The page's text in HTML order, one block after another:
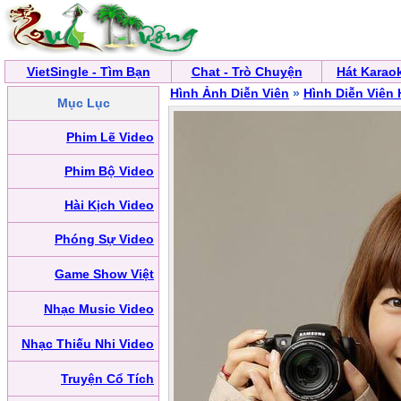
VietSingle - Tìm Bạn Chat - Trò Chuyện Hát
Mục Lục
Phim Lẽ Video
Phim Bộ Video
Hài Kịch Video
Phóng Sự Video
Game Show Việt
Nhạc Music Video
Nhạc Thiếu Nhi Video
Truyện Cổ Tích
Hình Ảnh Diễn Viên » Hình Diễn Viên